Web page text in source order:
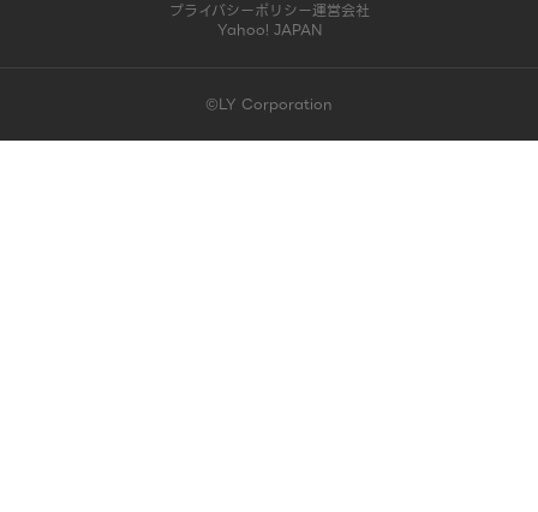
プライバシーポリシー運営会社
Yahoo! JAPAN
©LY Corporation
このコンテンツは掲載が終了しました | LINE占い